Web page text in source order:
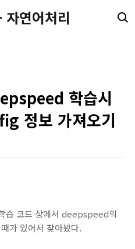
자연어처리
학습시
정보 가져오기
코드 상에서 deepspeed의
가 있어서 찾아봤다.